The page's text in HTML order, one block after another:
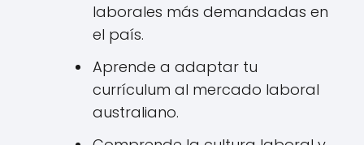
laborales más demandadas en
el país.
Aprende a adaptar tu
currículum al mercado laboral
australiano.